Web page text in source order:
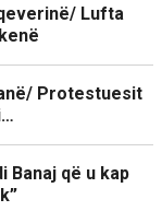
Lufta
Protestuesit
Banaj që u kap